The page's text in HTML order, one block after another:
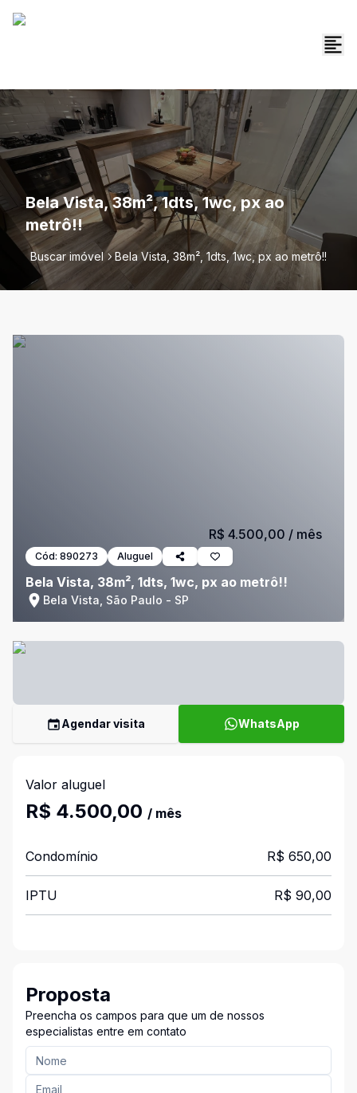
Bela Vista, 38m², 1dts, 1wc, px ao
metrô!!
Buscar imóvel Bela Vista, 38m², 1dts, 1wc, px ao metrô!!
Cód: 890273 Aluguel
Bela Vista, 38m², 1dts, 1wc, px ao metrô!!
Bela Vista, São Paulo - SP
R$ 4.500,00 / mês
Agendar visita WhatsApp
Valor aluguel
R$ 4.500,00 / mês
Condomínio R$ 650,00
IPTU R$ 90,00
Proposta
Preencha os campos para que um de nossos
especialistas entre em contato